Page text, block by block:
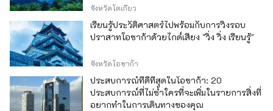
จังหวัดโตเกียว
เรียนรู้ประวัติศาสตร์ไปพร้อมกับการวิ่งรอบ
ปราสาทโอซาก้าด้วยไกด์เสียง "วิ่ง วิ่ง เรียนรู้"
จังหวัดโอซาก้า
ประสบการณ์ที่ดีที่สุดในโอซาก้า: 20
ประสบการณ์ที่ไม่ซ้ำใครที่จะเพิ่มในรายการสิ่งที่
อยากทำในการเดินทางของคุณ